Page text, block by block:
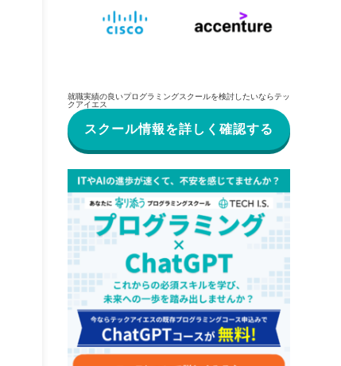
就職実績の良いプログラミングスクールを検討したいならテッ
クアイエス
スクール情報を詳しく確認する